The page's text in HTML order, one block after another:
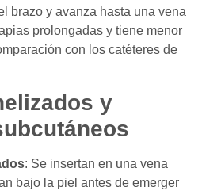
brazo y avanza hasta una vena
prolongadas y tiene menor
con los catéteres de
y
: Se insertan en una vena
bajo la piel antes de emerger